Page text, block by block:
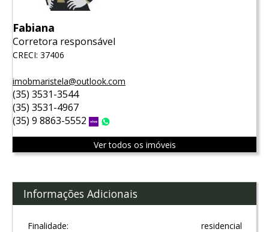
Fabiana
Corretora responsável
CRECI: 37406
imobmaristela@outlook.com
(35) 3531-3544
(35) 3531-4967
(35) 9 8863-5552
Vivo
Ver todos os imóveis
Informações Adicionais
Finalidade: residencial